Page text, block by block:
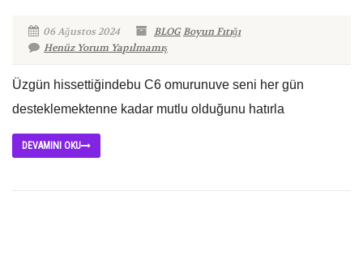
06 Ağustos 2024 BLOGBoyun Fıtığı
Henüz Yorum Yapılmamış
Üzgün hissettiğindebu C6 omurunuve seni her gün
desteklemektenne kadar mutlu olduğunu hatırla
DEVAMINI OKU